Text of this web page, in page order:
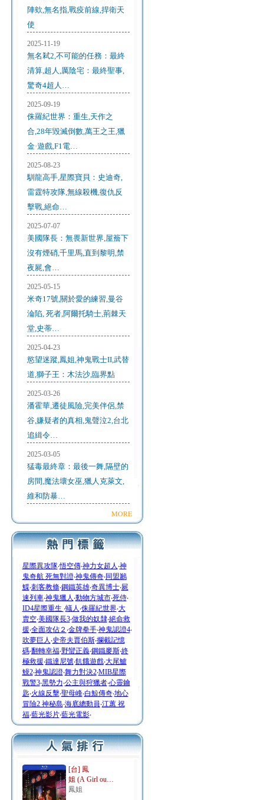
陣欸,無名指,戰疫前線,捍衛天
使
2025-11-19
無名弒2,不可能的任務：最終
清算,超人,厲陰宅：最終聖事,
驚奇4超人…
2025-09-19
侏羅紀世界：重生,天作之
合,28年毀滅倒數,萬王之王,獵
金·遊戲,F1電…
2025-08-23
馴龍高手,星際寶貝：史迪奇,
雷霆特攻隊,無線殺機,復仇反
擊戰,絕命…
2025-07-07
美國隊長：無畏新世界,屋簷下
沒有煙硝,千里馬,直到黎明,禁
夜屍,會…
2025-05-15
米奇17號,關於愛的練習,曼谷
淪陷, 死者,阿爾托騎士,荊棘天
堂,史蒂…
2025-04-23
慾望迷蹤,鳳姐,神鬼戰士II,武替
道,獅子王：木法沙,臨界點
2025-03-26
潘霍華,遷徒風險,完美伴侶,禁
谷,嫌疑者的真相,鬼聲泣2,台北
追緝令…
2025-03-05
猛毒最終章：最後一舞,隔壁的
房間,魔法壞女巫,獵人克萊文,
維和防暴…
MORE
星際異攻隊‧悟空傳‧神力女超人 ‧神
鬼奇航 死無對證‧神鬼傳奇‧同盟鶼
鰈‧刺客教條‧鋼鐵英雄‧奇異博士‧屍
速列車‧神鬼獵人 ‧動物方城市‧死侍‧
ID4星際重生 ‧蟻人 ‧侏羅紀世界‧大
賣空‧美國隊長3‧做我的奴隸‧絕命救
援‧全面攻佔２ ‧金牌拳手‧神鬼認證4‧
吹夢巨人 ‧史帝夫賈伯斯‧攔截記憶
碼‧翻轉幸福‧野蠻正義‧鋼鐵麥斯‧終
極救援‧鐵達尼號‧飢餓遊戲‧大尾鱸
鰻2‧神鬼認證‧舞力對決2‧MIB星際
戰警3‧黑勢力‧公主與狩獵者‧心靈鑰
匙‧火線反擊‧聖母峰‧白鯨傳奇‧地心
冒險2 神秘島‧海底總動員‧江蕙 祝
福‧藍光影片‧藍光電影‧
[台] 鳳
姐 (A Girl ou…
鳳姐